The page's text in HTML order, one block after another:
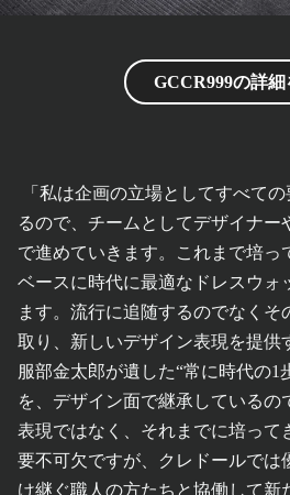
GCCR999の詳細
「私は企画の立場としてすべて
るので、チームとしてデザイナー
で進めていきます。これまで培っ
ベースに時代に最適なドレスウォ
ます。流行に追随するのでなくそ
取り、新しいデザイン表現を提供
服部金太郎が遺した“常に時代の1
を、デザイン面で継承しているの
表現ではなく、それまでに培って
要不可欠ですが、クレドールでは
け継ぐ職人の方たちと協働して新